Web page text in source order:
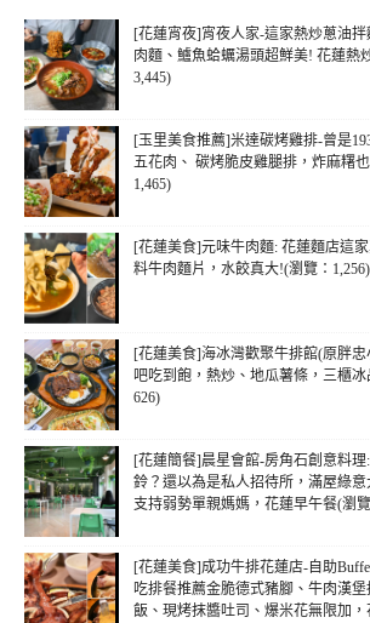
[花蓮宵夜]宵夜人家-這家熱炒蔥油
肉麵、鱸魚蛤蠣湯頭超鮮美! 花蓮熱
3,445)
[玉里美食推薦]米達碳烤雞排-曾是
五花肉、 碳烤脆皮雞腿排，炸麻糬
1,465)
[花蓮美食]元味牛肉麵: 花蓮麵店這
料牛肉麵片，水餃真大!(瀏覽：1,256)
[花蓮美食]海冰灣歡聚牛排館(原胖
吧吃到飽，熱炒、地瓜薯條，三櫃冰
626)
[花蓮簡餐]晨星會館-房角石創意料理
鈴？還以為是私人招待所，滿屋綠
支持弱勢單親媽媽，花蓮早午餐(瀏
[花蓮美食]成功牛排花蓮店-自助
吃排餐推薦金脆德式豬腳、牛肉漢
飯、現烤抹醬吐司、爆米花無限加，